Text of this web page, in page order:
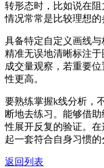
转形态时，比如说在
情况常常是比较理想的
具备特定自定义画线
精准无误地清晰标注
成交量观察，若重要
性更高。
要熟练掌握k线分析，
断地去练习。能够借
性展开反复的验证。
起一套符合自身习惯的
返回列表